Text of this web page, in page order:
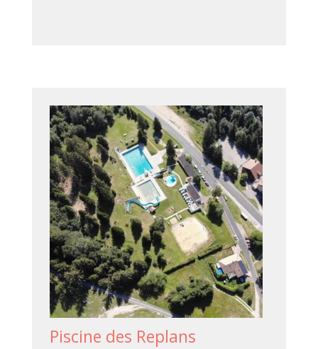
Piscine des Replans